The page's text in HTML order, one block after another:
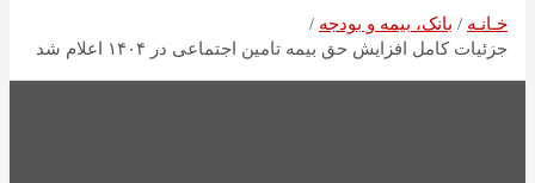
خـانـه
بانک، بیمه و بودجه
جزئیات کامل افزایش حق بیمه تامین اجتماعی در ۱۴۰۴ اعلام شد